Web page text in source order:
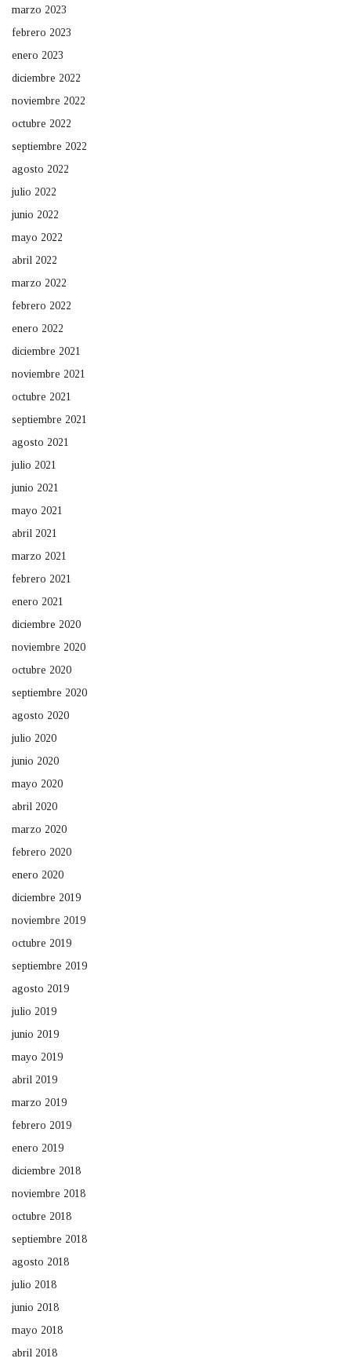
marzo 2023
febrero 2023
enero 2023
diciembre 2022
noviembre 2022
octubre 2022
septiembre 2022
agosto 2022
julio 2022
junio 2022
mayo 2022
abril 2022
marzo 2022
febrero 2022
enero 2022
diciembre 2021
noviembre 2021
octubre 2021
septiembre 2021
agosto 2021
julio 2021
junio 2021
mayo 2021
abril 2021
marzo 2021
febrero 2021
enero 2021
diciembre 2020
noviembre 2020
octubre 2020
septiembre 2020
agosto 2020
julio 2020
junio 2020
mayo 2020
abril 2020
marzo 2020
febrero 2020
enero 2020
diciembre 2019
noviembre 2019
octubre 2019
septiembre 2019
agosto 2019
julio 2019
junio 2019
mayo 2019
abril 2019
marzo 2019
febrero 2019
enero 2019
diciembre 2018
noviembre 2018
octubre 2018
septiembre 2018
agosto 2018
julio 2018
junio 2018
mayo 2018
abril 2018